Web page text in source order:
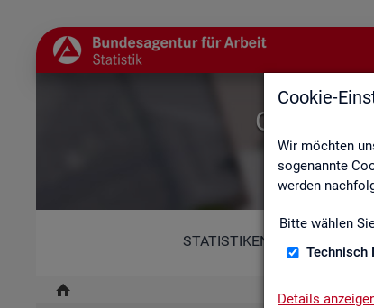
Cookie-
Wir möchten
sogenannte
werden
Bitte wählen
Technisch
Details
STATISTIKEN